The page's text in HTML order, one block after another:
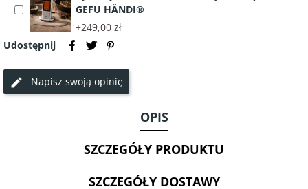
Truflami
150g
Oliwek
MONINI
GranFruttato
500
ml
Włochy
Select
accessory
Cyfrowy
termometr
kuchenny
do
mięsa
GEFU HÄNDI®
+249,00 zł
Udostępnij
Napisz swoją opinię
OPIS
SZCZEGÓŁY PRODUKTU
SZCZEGÓŁY DOSTAWY